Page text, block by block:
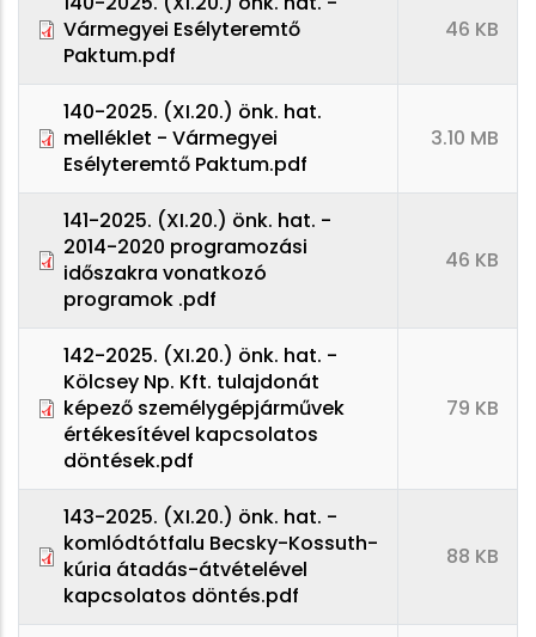
Vármegyei Esélyteremtő
Paktum.pdf
46 KB
140-2025. (XI.20.) önk. hat.
melléklet - Vármegyei
Esélyteremtő Paktum.pdf
3.10 MB
141-2025. (XI.20.) önk. hat. -
2014-2020 programozási
időszakra vonatkozó
programok .pdf
46 KB
142-2025. (XI.20.) önk. hat. -
Kölcsey Np. Kft. tulajdonát
képező személygépjárművek
értékesítével kapcsolatos
döntések.pdf
79 KB
143-2025. (XI.20.) önk. hat. -
komlódtótfalu Becsky-Kossuth-
kúria átadás-átvételével
kapcsolatos döntés.pdf
88 KB